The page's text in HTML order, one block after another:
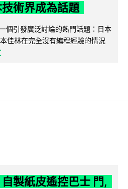
術界成為話題
個引發廣泛討論的熱門話題：日本
佳林在完全沒有編程經驗的情況
製紙皮遙控巴士 門,